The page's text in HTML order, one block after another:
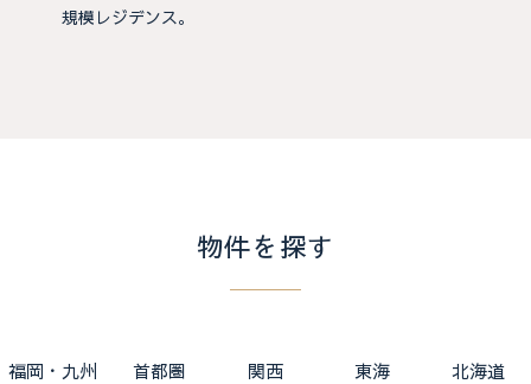
規模レジデンス。
物件を探す
福岡・九州 首都圏 関西 東海 北海道